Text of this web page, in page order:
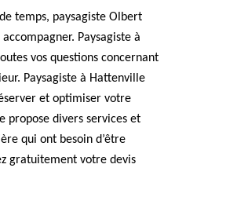
temps, paysagiste Olbert
Paysagiste à
vos questions concernant
Paysagiste à Hattenville
et optimiser votre
propose divers services et
qui ont besoin d’être
gratuitement votre devis